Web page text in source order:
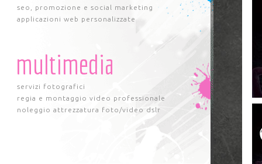
seo, promozione e social marketing
applicazioni web personalizzate
multimedia
servizi fotografici
regia e montaggio video professionale
noleggio attrezzatura foto/video dslr